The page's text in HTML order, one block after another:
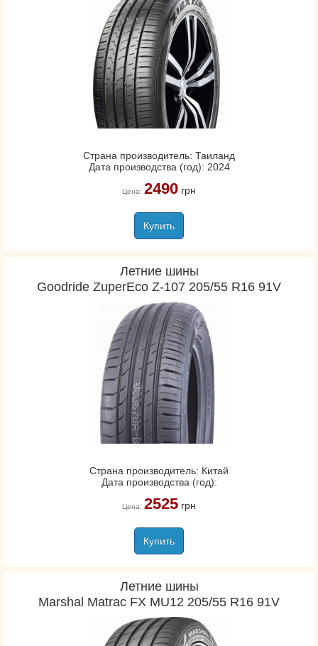
Страна производитель: Таиланд
Дата производства (год): 2024
Цена: 2490грн
Купить
Летние шины
Goodride ZuperEco Z-107 205/55 R16 91V
Страна производитель: Китай
Дата производства (год):
Цена: 2525грн
Купить
Летние шины
Marshal Matrac FX MU12 205/55 R16 91V